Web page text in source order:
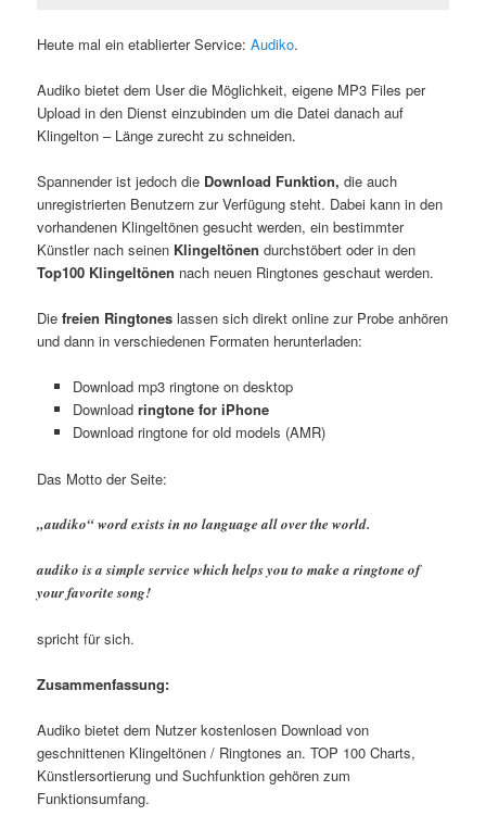
Heute mal ein etablierter Service:Audiko.
Audiko bietet dem User die Möglichkeit, eigene MP3 Files per
Upload in den Dienst einzubinden um die Datei danach auf
Klingelton – Länge zurecht zu schneiden.
Spannender ist jedoch die Download Funktion, die auch
unregistrierten Benutzern zur Verfügung steht. Dabei kann in den
vorhandenen Klingeltönen gesucht werden, ein bestimmter
Künstler nach seinen Klingeltönen durchstöbert oder in den
Top100 Klingeltönen nach neuen Ringtones geschaut werden.
Diefreien Ringtones lassen sich direkt online zur Probe anhören
und dann in verschiedenen Formaten herunterladen:
Download mp3 ringtone on desktop
Download ringtone for iPhone
Download ringtone for old models (AMR)
Das Motto der Seite:
„audiko“ word exists in no language all over the world.
audiko is a simple service which helps you to make a ringtone of
your favorite song!
spricht für sich.
Zusammenfassung:
Audiko bietet dem Nutzer kostenlosen Download von
geschnittenen Klingeltönen / Ringtones an. TOP 100 Charts,
Künstlersortierung und Suchfunktion gehören zum
Funktionsumfang.